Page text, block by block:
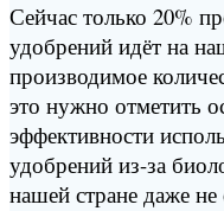
Сейчас только 20%
удобрений идёт на
производимое
это нужно отметить
эффективности
удобрений из-за
нашей стране даже не